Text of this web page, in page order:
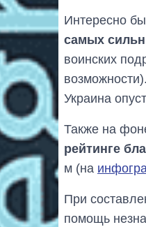
Интересно
самых
воинских
Украина
Также на
рейтинге
м (на
При
помощь